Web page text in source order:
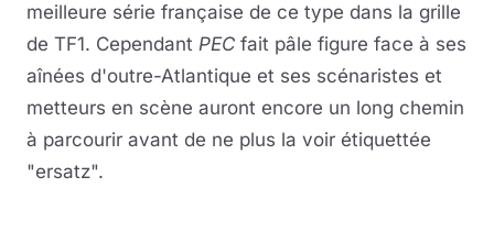
meilleure série française de ce type dans la grille
de TF1. Cependant PEC fait pâle figure face à ses
aînées d'outre-Atlantique et ses scénaristes et
metteurs en scène auront encore un long chemin
à parcourir avant de ne plus la voir étiquettée
"ersatz".